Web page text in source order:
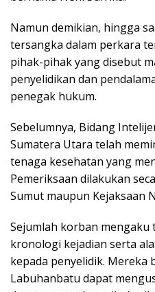
‎Namun demikian, hingga
tersangka dalam perkara
pihak-pihak yang disebut
penyelidikan dan
penegak hukum.
‎Sebelumnya, Bidang
Sumatera Utara telah
tenaga kesehatan yang
Pemeriksaan dilakukan
Sumut maupun Kejaksaan
‎Sejumlah korban mengaku
kronologi kejadian serta
kepada penyelidik. Mereka
Labuhanbatu dapat